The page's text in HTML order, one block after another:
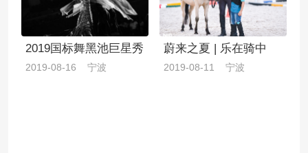
2019国标舞黑池巨星秀
2019-08-16 宁波
蔚来之夏 | 乐在骑中
2019-08-11 宁波